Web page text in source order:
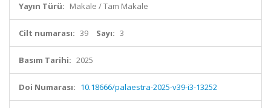
Yayın Türü: Makale / Tam Makale
Cilt numarası: 39 Sayı: 3
Basım Tarihi: 2025
Doi Numarası: 10.18666/palaestra-2025-v39-i3-13252